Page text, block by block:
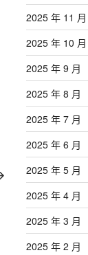
2025 年 11 月
2025 年 10 月
2025 年 9 月
2025 年 8 月
2025 年 7 月
2025 年 6 月
2025 年 5 月
2025 年 4 月
2025 年 3 月
2025 年 2 月